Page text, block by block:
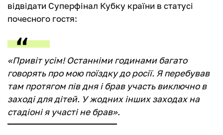
відвідати Суперфінал Кубку країни в статусі
почесного гостя:
«Привіт усім! Останніми годинами багато
говорять про мою поїздку до росії. Я перебував
там протягом пів дня і брав участь виключно в
заході для дітей. У жодних інших заходах на
стадіоні я участі не брав».